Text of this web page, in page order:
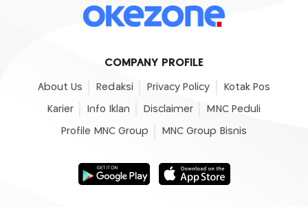
COMPANY PROFILE
About Us Redaksi Privacy Policy Kotak Pos
Karier Info Iklan Disclaimer MNC Peduli
Profile MNC Group MNC Group Bisnis